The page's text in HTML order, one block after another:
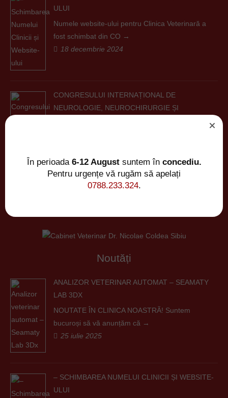
ULUI
Numele website-ului pentru Clinica Veterinară a
fost schimbat din CO
18 decembrie 2024
CONGRESULUI INTERNAȚIONAL DE
NEUROLOGIE, NEUROCHIRURGIE ȘI
Noutăți
ANALIZOR VETERINAR AUTOMAT – SEAMATY
LAB 3DX
NOUTATE ÎN CLINICA NOASTRĂ! Suntem
bucuroși să vă anunțăm că
25 iulie 2025
– SCHIMBAREA NUMELUI CLINICII ȘI WEBSITE-
ULUI
În perioada 6-12 Augustsuntem în concediu.
Pentru urgențe vă rugăm să apelați
0788.233.324.